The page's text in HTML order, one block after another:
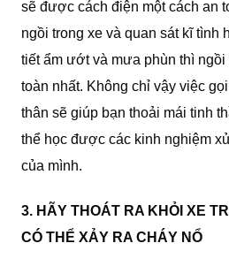
sẽ được cách điện một cách an
ngồi trong xe và quan sát kĩ tình
tiết ẩm ướt và mưa phùn thì ngồi
toàn nhất. Không chỉ vậy việc
thân sẽ giúp bạn thoải mái tinh
thể học được các kinh nghiệm
của mình.
3. HÃY THOÁT RA KHỎI XE
CÓ THỂ XẢY RA CHÁY NỔ